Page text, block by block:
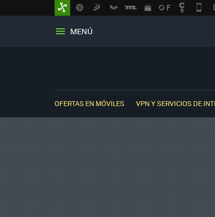
MENÚ
OFERTAS EN MÓVILES VPN Y SERVICIOS DE